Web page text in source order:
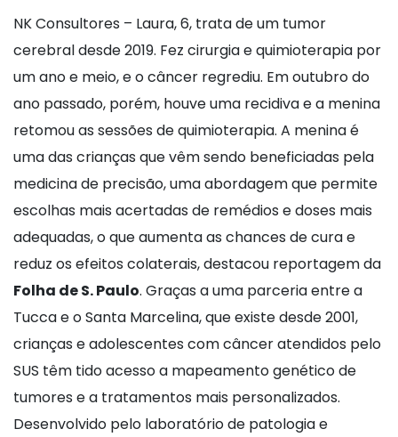
NK Consultores – Laura, 6, trata de um tumor
cerebral desde 2019. Fez cirurgia e quimioterapia por
um ano e meio, e o câncer regrediu. Em outubro do
ano passado, porém, houve uma recidiva e a menina
retomou as sessões de quimioterapia. A menina é
uma das crianças que vêm sendo beneficiadas pela
medicina de precisão, uma abordagem que permite
escolhas mais acertadas de remédios e doses mais
adequadas, o que aumenta as chances de cura e
reduz os efeitos colaterais, destacou reportagem da
Folha de S. Paulo. Graças a uma parceria entre a
Tucca e o Santa Marcelina, que existe desde 2001,
crianças e adolescentes com câncer atendidos pelo
SUS têm tido acesso a mapeamento genético de
tumores e a tratamentos mais personalizados.
Desenvolvido pelo laboratório de patologia e